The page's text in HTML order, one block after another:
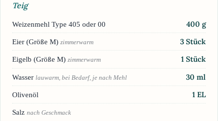
Teig
Weizenmehl Type 405 oder 00 400 g
Eier (Größe M) zimmerwarm 3 Stück
Eigelb (Größe M) zimmerwarm 1 Stück
Wasser lauwarm, bei Bedarf, je nach Mehl 30 ml
Olivenöl 1 EL
Salz nach Geschmack